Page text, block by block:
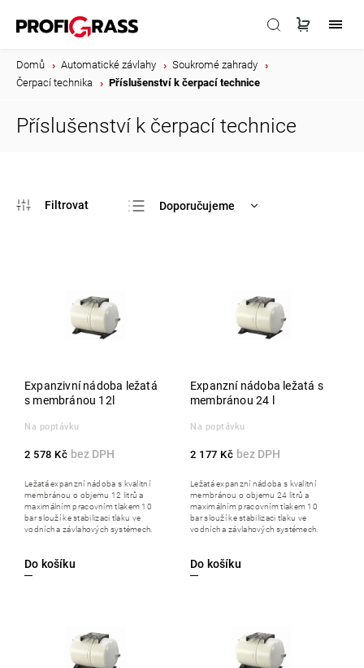
Domů Automatické závlahy Soukromé zahrady
Čerpací technika
Příslušenství k čerpací technice
Příslušenství k čerpací technice
Doporučujeme
Expanzivní nádoba ležatá
s membránou 12l
Na poptávku
2 578 Kč
Do košíku
Ležatá expanzní nádoba s kvalitní
membránou o objemu 12 litrů a
maximálním pracovním tlakem 10
bar slouží ke stabilizaci tlaku ve
vodních a závlahových systémech.
Expanzní nádoba ležatá s
membránou 24 l
Na poptávku
2 177 Kč
Do košíku
Ležatá expanzní nádoba s kvalitní
membránou o objemu 24 litrů a
maximálním pracovním tlakem 10
bar slouží ke stabilizaci tlaku ve
vodních a závlahových systémech.